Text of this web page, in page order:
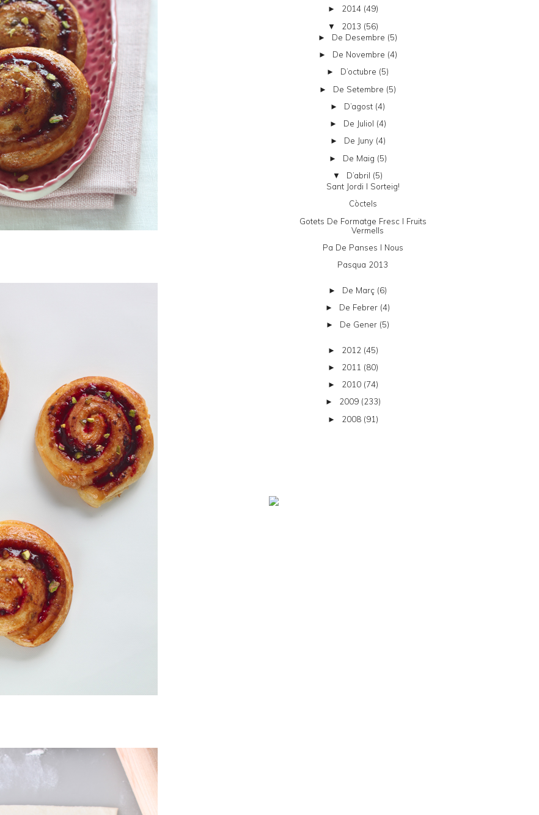
► 2014 (49)
▼ 2013 (56)
► De Desembre (5)
► De Novembre (4)
► D’octubre (5)
► De Setembre (5)
► D’agost (4)
► De Juliol (4)
► De Juny (4)
► De Maig (5)
▼ D’abril (5)
Sant Jordi I Sorteig!
Còctels
Gotets De Formatge Fresc I Fruits
Vermells
Pa De Panses I Nous
Pasqua 2013
► De Març (6)
► De Febrer (4)
► De Gener (5)
► 2012 (45)
► 2011 (80)
► 2010 (74)
► 2009 (233)
► 2008 (91)